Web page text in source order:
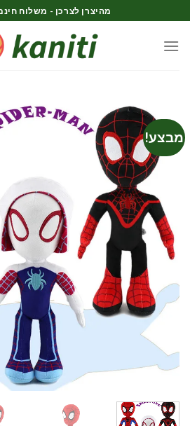
to
content
מהיצרן לצרכן - משלוח
מבצע!